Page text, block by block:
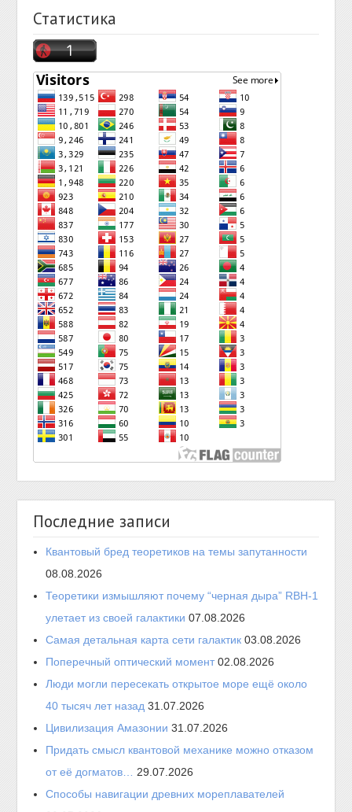
Статистика
Последние записи
Квантовый бред теоретиков на темы запутанности
08.08.2026
Теоретики измышляют почему “черная дыра” RBH-1
улетает из своей галактики 07.08.2026
Самая детальная карта сети галактик 03.08.2026
Поперечный оптический момент 02.08.2026
Люди могли пересекать открытое море ещё около
40 тысяч лет назад 31.07.2026
Цивилизация Амазонии 31.07.2026
Придать смысл квантовой механике можно отказом
от её догматов… 29.07.2026
Способы навигации древних мореплавателей